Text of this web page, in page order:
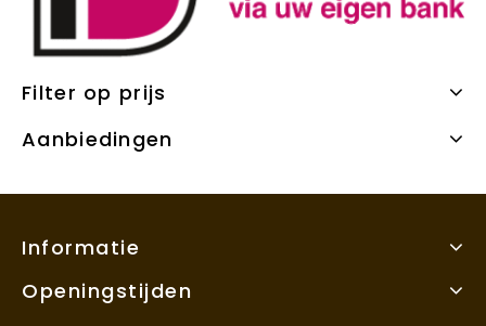
Filter op prijs
Aanbiedingen
Informatie
Openingstijden